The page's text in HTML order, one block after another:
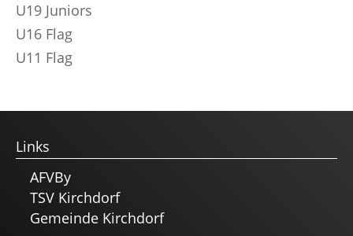
U19 Juniors
U16 Flag
U11 Flag
Links
AFVBy
TSV Kirchdorf
Gemeinde Kirchdorf